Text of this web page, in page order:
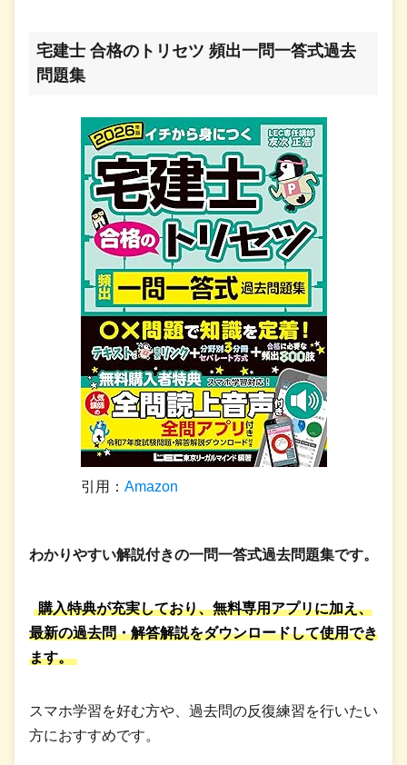
宅建士 合格のトリセツ 頻出一問一答式過去
問題集
引用： Amazon
わかりやすい解説付きの一問一答式過去問題集です。
購入特典が充実しており、無料専用アプリに加え、
最新の過去問・解答解説をダウンロードして使用でき
ます。
スマホ学習を好む方や、過去問の反復練習を行いたい
方におすすめです。